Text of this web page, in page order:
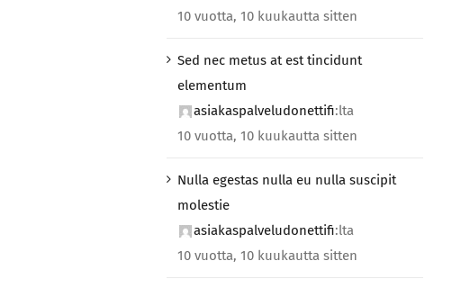
10 vuotta, 10 kuukautta sitten
Sed nec metus at est tincidunt
elementum
asiakaspalveludonettifi:lta
10 vuotta, 10 kuukautta sitten
Nulla egestas nulla eu nulla suscipit
molestie
asiakaspalveludonettifi:lta
10 vuotta, 10 kuukautta sitten